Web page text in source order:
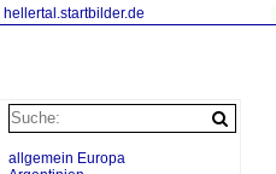
hellertal.startbilder.de
allgemein Europa